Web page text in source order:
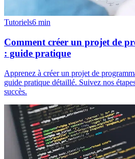
Tutoriels6 min
Comment créer un projet de
: guide pratique
Apprenez à créer un projet de
guide pratique détaillé. Suivez nos
succès.